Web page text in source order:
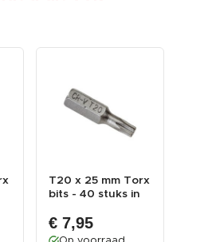
T20 x 25 mm Torx
bits - 40 stuks in
€ 7,95